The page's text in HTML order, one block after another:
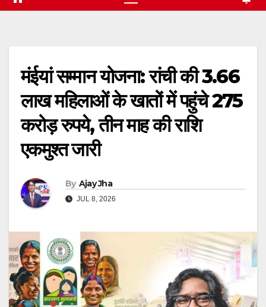
मंईयां सम्मान योजना: रांची की 3.66
लाख महिलाओं के खातों में पहुंचे 275
करोड़ रुपये, तीन माह की राशि
एकमुश्त जारी
By Ajay Jha
JUL 8, 2026